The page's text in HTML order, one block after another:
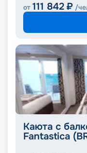
от 111 842 ₽ /
Каюта с
Fantastica